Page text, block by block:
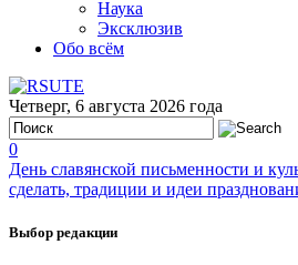
Наука
Эксклюзив
Обо всём
Четверг, 6 августа 2026 года
0
День славянской письменности и
сделать, традиции и идеи
Выбор редакции